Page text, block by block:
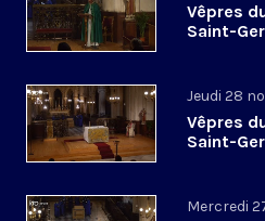
Vêpres
Saint-
Jeudi 28
Vêpres
Saint-
Mercredi